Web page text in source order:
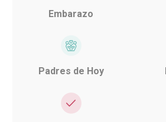
Embarazo
Padres de Hoy